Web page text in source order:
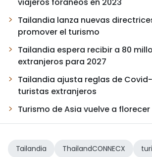
viajeros foráneos en 2023
Tailandia lanza nuevas
promover el turismo
Tailandia espera recibir a 80
extranjeros para 2027
Tailandia ajusta reglas de
turistas extranjeros
Turismo de Asia vuelve a florecer
Tailandia ThailandCONNECX